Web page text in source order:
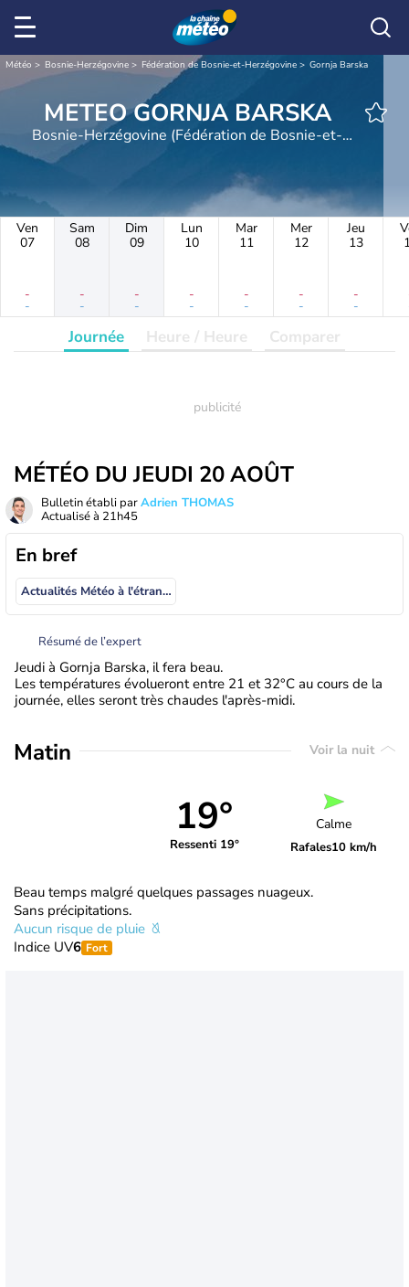
Météo Bosnie-Herzégovine Fédération de Bosnie-et-Herzégovine Gornja Barska
METEO GORNJA BARSKA
Bosnie-Herzégovine (Fédération de Bosnie-et-
Ven
07
-
-
Sam
08
-
-
Dim
09
-
-
Lun
10
-
-
Mar
11
-
-
Mer
12
-
-
Jeu
13
-
-
Journée Heure / Heure Comparer
MÉTÉO DU JEUDI 20 AOÛT
Bulletin établi parAdrien THOMAS
Actualisé à 21h45
En bref
Actualités Météo à l'étranger
Résumé de l’expert
Jeudi à Gornja Barska, il fera beau.
Les températures évolueront entre 21 et 32°C au cours de la
journée, elles seront très chaudes l'après-midi.
Matin Voir la nuit
19°
Ressenti 19°
Calme
Rafales10 km/h
Beau temps malgré quelques passages nuageux.
Sans précipitations.
Aucun risque de pluie
Indice UV6 Fort